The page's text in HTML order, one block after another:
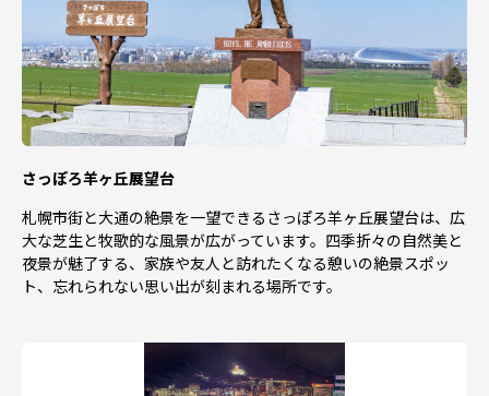
さっぽろ羊ヶ丘展望台
札幌市街と大通の絶景を一望できるさっぽろ羊ヶ丘展望台は、広
大な芝生と牧歌的な風景が広がっています。四季折々の自然美と
夜景が魅了する、家族や友人と訪れたくなる憩いの絶景スポッ
ト、忘れられない思い出が刻まれる場所です。